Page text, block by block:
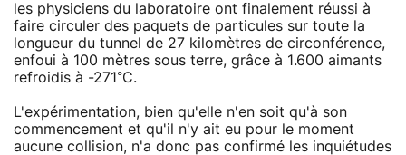
les physiciens du laboratoire ont finalement réussi à
faire circuler des paquets de particules sur toute la
longueur du tunnel de 27 kilomètres de circonférence,
enfoui à 100 mètres sous terre, grâce à 1.600 aimants
refroidis à -271°C.
L'expérimentation, bien qu'elle n'en soit qu'à son
commencement et qu'il n'y ait eu pour le moment
aucune collision, n'a donc pas confirmé les inquiétudes